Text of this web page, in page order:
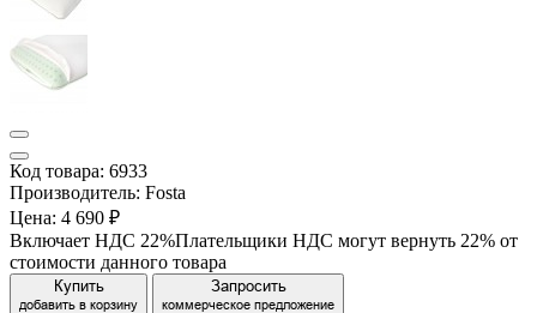
Код товара: 6933
Производитель: Fosta
Цена: 4 690 ₽
Включает НДС 22%Плательщики НДС могут вернуть 22% от
стоимости данного товара
Купить
добавить в корзину
Запросить
коммерческое предложение